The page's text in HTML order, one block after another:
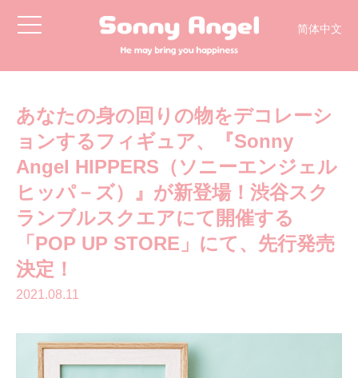
toggle
navigation
简体中文
あなたの身の回りの物をデコレーシ
ョンするフィギュア、『Sonny
Angel HIPPERS（ソニーエンジェル
ヒッパ－ズ）』が新登場！渋谷スク
ランブルスクエアにて開催する
「POP UP STORE」にて、先行発売
決定！
2021.08.11